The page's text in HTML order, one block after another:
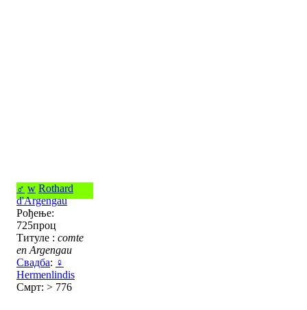
♂ w Rothard
d'Argengau
Рођење:
725проц
Титуле : comte
en Argengau
Свадба: ♀
Hermenlindis
Смрт: > 776